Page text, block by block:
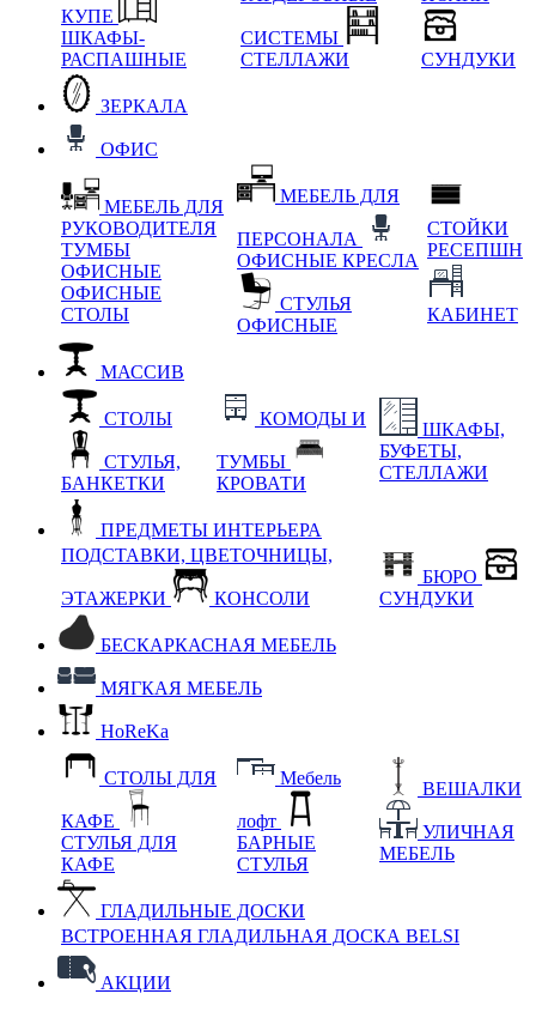
КУПЕ
ШКАФЫ-
РАСПАШНЫЕ
СИСТЕМЫ
СТЕЛЛАЖИ
СУНДУКИ
ЗЕРКАЛА
ОФИС
МЕБЕЛЬ ДЛЯ
РУКОВОДИТЕЛЯ
ТУМБЫ
ОФИСНЫЕ
ОФИСНЫЕ
СТОЛЫ
МЕБЕЛЬ ДЛЯ
ПЕРСОНАЛА
ОФИСНЫЕ КРЕСЛА
СТУЛЬЯ
ОФИСНЫЕ
СТОЙКИ
РЕСЕПШН
КАБИНЕТ
МАССИВ
СТОЛЫ
СТУЛЬЯ,
БАНКЕТКИ
КОМОДЫ И
ТУМБЫ
КРОВАТИ
ШКАФЫ,
БУФЕТЫ,
СТЕЛЛАЖИ
ПРЕДМЕТЫ ИНТЕРЬЕРА
ПОДСТАВКИ, ЦВЕТОЧНИЦЫ,
ЭТАЖЕРКИ КОНСОЛИ
БЮРО
СУНДУКИ
БЕСКАРКАСНАЯ МЕБЕЛЬ
МЯГКАЯ МЕБЕЛЬ
HoReKa
СТОЛЫ ДЛЯ
КАФЕ
СТУЛЬЯ ДЛЯ
КАФЕ
Мебель
лофт
БАРНЫЕ
СТУЛЬЯ
ВЕШАЛКИ
УЛИЧНАЯ
МЕБЕЛЬ
ГЛАДИЛЬНЫЕ ДОСКИ
ВСТРОЕННАЯ ГЛАДИЛЬНАЯ ДОСКА BELSI
АКЦИИ